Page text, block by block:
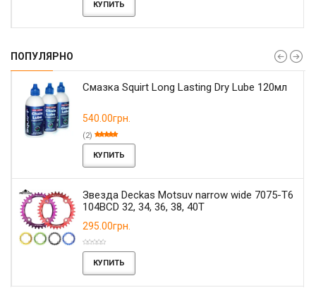
КУПИТЬ
ПОПУЛЯРНО
Смазка Squirt Long Lasting Dry Lube 120мл
540.00грн.
(2)
КУПИТЬ
Звезда Deckas Motsuv narrow wide 7075-T6
104BCD 32, 34, 36, 38, 40T
295.00грн.
КУПИТЬ